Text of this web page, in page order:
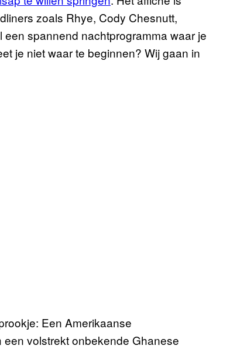
zoals Rhye, Cody Chesnutt,
spannend nachtprogramma waar je
je niet waar te beginnen? Wij gaan in
Een Amerikaanse
volstrekt onbekende Ghanese